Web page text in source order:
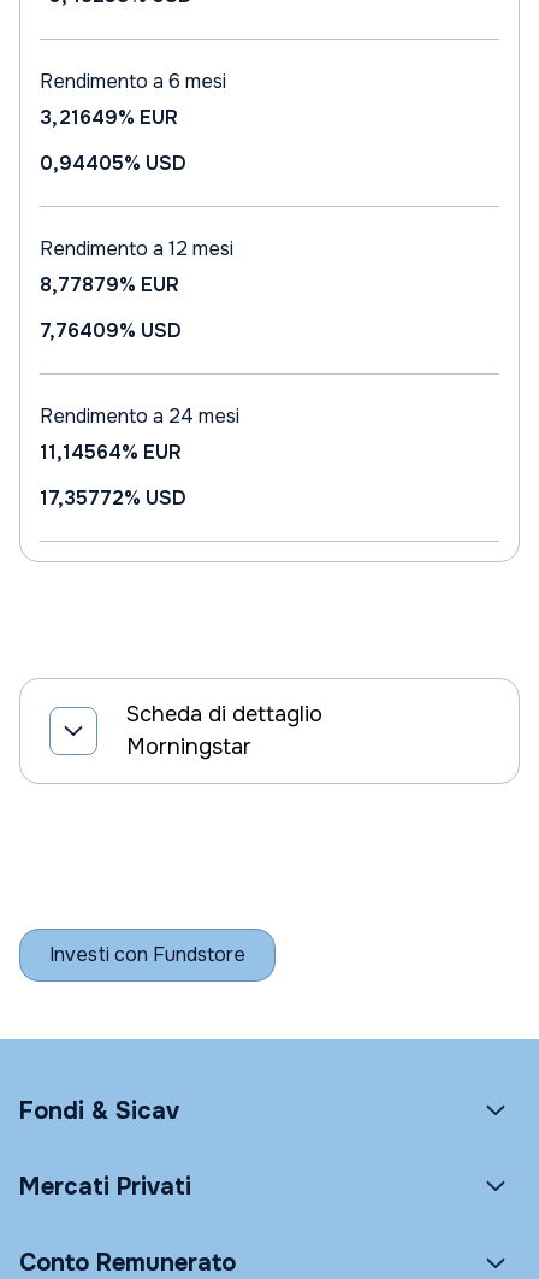
Rendimento a 6 mesi
3,21649% EUR
0,94405% USD
Rendimento a 12 mesi
8,77879% EUR
7,76409% USD
Rendimento a 24 mesi
11,14564% EUR
17,35772% USD
Scheda di dettaglio
Morningstar
Investi con Fundstore
Fondi & Sicav
Mercati Privati
Conto Remunerato